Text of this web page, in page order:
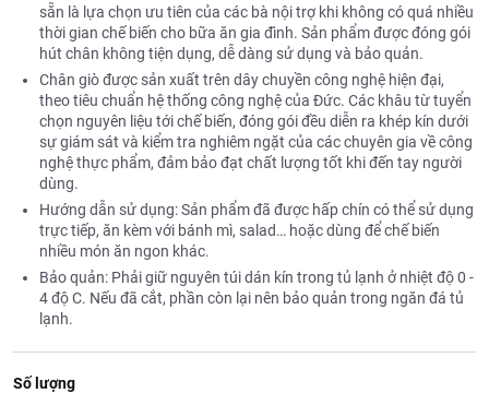
sẵn là lựa chọn ưu tiên của các bà nội trợ khi không có quá nhiều
thời gian chế biến cho bữa ăn gia đình. Sản phẩm được đóng gói
hút chân không tiện dụng, dễ dàng sử dụng và bảo quản.
Chân giò được sản xuất trên dây chuyền công nghệ hiện đại,
theo tiêu chuẩn hệ thống công nghệ của Đức. Các khâu từ tuyển
chọn nguyên liệu tới chế biến, đóng gói đều diễn ra khép kín dưới
sự giám sát và kiểm tra nghiêm ngặt của các chuyên gia về công
nghệ thực phẩm, đảm bảo đạt chất lượng tốt khi đến tay người
dùng.
Hướng dẫn sử dụng: Sản phẩm đã được hấp chín có thể sử dụng
trực tiếp, ăn kèm với bánh mì, salad… hoặc dùng để chế biến
nhiều món ăn ngon khác.
Bảo quản: Phải giữ nguyên túi dán kín trong tủ lạnh ở nhiệt độ 0 -
4 độ C. Nếu đã cắt, phần còn lại nên bảo quản trong ngăn đá tủ
lạnh.
Số lượng